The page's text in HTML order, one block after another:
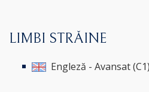
LIMBI STRĂINE
Engleză - Avansat (C1)